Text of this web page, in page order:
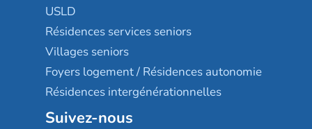
USLD
Résidences services seniors
Villages seniors
Foyers logement / Résidences autonomie
Résidences intergénérationnelles
Suivez-nous